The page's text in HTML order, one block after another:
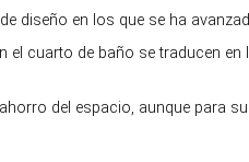
diseño en los que se ha
el cuarto de baño se traducen en
del espacio, aunque para